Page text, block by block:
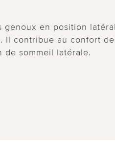
en position
Il contribue au confort
sommeil latérale.